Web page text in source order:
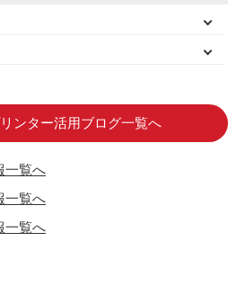
ジ
ジ
ンター活用ブログ一覧へ
一覧へ
一覧へ
一覧へ